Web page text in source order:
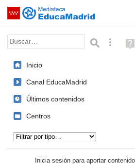
Saltar navegación
Palabra o frase: Búsqueda
(en
Inicio
Canal EducaMadrid
Últimos contenidos
Centros
Inicia sesión para aportar